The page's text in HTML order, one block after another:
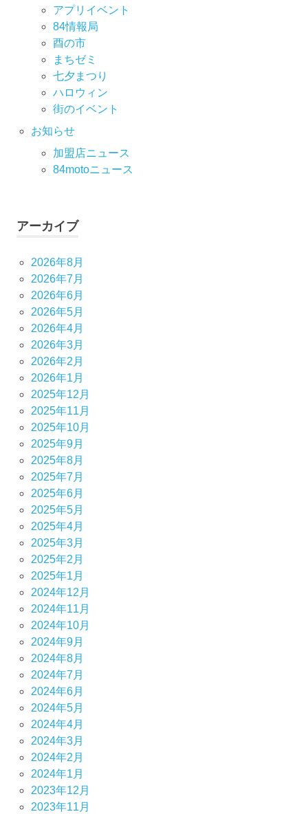
アプリイベント
84情報局
酉の市
まちゼミ
七⼣まつり
ハロウィン
街のイベント
お知らせ
加盟店ニュース
84motoニュース
アーカイブ
2026年8月
2026年7月
2026年6月
2026年5月
2026年4月
2026年3月
2026年2月
2026年1月
2025年12月
2025年11月
2025年10月
2025年9月
2025年8月
2025年7月
2025年6月
2025年5月
2025年4月
2025年3月
2025年2月
2025年1月
2024年12月
2024年11月
2024年10月
2024年9月
2024年8月
2024年7月
2024年6月
2024年5月
2024年4月
2024年3月
2024年2月
2024年1月
2023年12月
2023年11月